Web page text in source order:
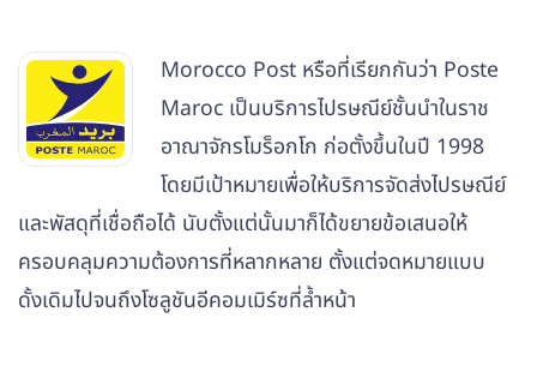
Morocco Post หรือที่เรียกกันว่า Poste
Maroc เป็นบริการไปรษณีย์ชั้นนำในราช
อาณาจักรโมร็อกโก ก่อตั้งขึ้นในปี 1998
โดยมีเป้าหมายเพื่อให้บริการจัดส่งไปรษณีย์
และพัสดุที่เชื่อถือได้ นับตั้งแต่นั้นมาก็ได้ขยายข้อเสนอให้
ครอบคลุมความต้องการที่หลากหลาย ตั้งแต่จดหมายแบบ
ดั้งเดิมไปจนถึงโซลูชันอีคอมเมิร์ซที่ล้ำหน้า